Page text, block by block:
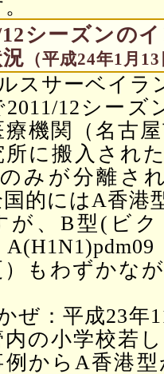
12シーズンの
（平成24年1月
スサーベイラ
2011/12シーズ
療機関（名古
所に搬入され
みが分離さ
国的にはA香港
が、B型(ビ
）もわずかな
ぜ：平成23年
内の小学校若
例からA香港